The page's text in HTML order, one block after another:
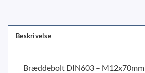
Beskrivelse
Bræddebolt DIN603 – M12x70mm